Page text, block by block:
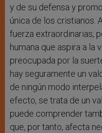
y de su defensa y
única de los cristianos.
fuerza extraordinarias,
humana que aspira a la
preocupada por la
hay seguramente un
de ningún modo
efecto, se trata de un
puede comprender
que, por tanto, afecta